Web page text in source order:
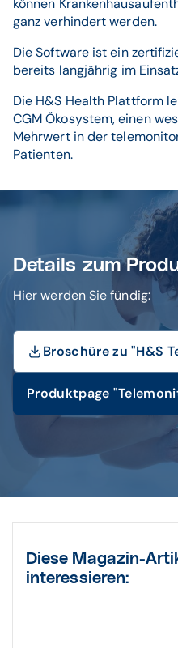
können
ganz verhindert werden.
Die Software ist ein
bereits langjährig im
Die H&S Health Plattform
CGM Ökosystem, einen
Mehrwert in der
Patienten.
Details zum
Hier werden Sie fündig:
Broschüre zu "H&S
Produktpage
Diese Magazin-
interessieren: